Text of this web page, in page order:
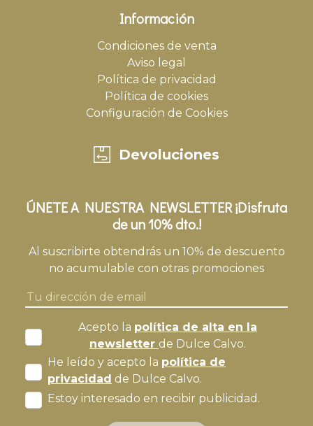
Información
Condiciones de venta
Aviso legal
Política de privacidad
Política de cookies
Configuración de Cookies
Devoluciones
ÚNETE A NUESTRA NEWSLETTER ¡Disfruta
de un 10% dto.!
Al suscribirte obtendrás un 10% de descuento
no acumulable con otras promociones
Acepto la política de alta en la
newsletter de Dulce Calvo.
He leído y acepto la política de
privacidad de Dulce Calvo.
Estoy interesado en recibir publicidad.